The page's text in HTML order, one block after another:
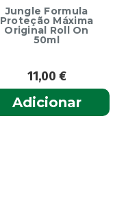
Jungle Formula
Proteção Máxima
Original Roll On
50ml
11,00€
Adicionar